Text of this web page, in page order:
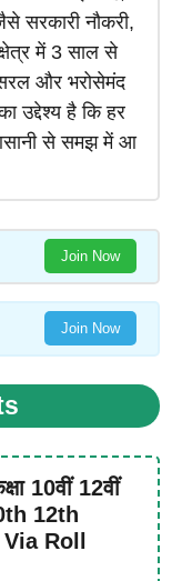
सरकारी नौकरी,
में 3 साल से
और भरोसेमंद
उद्देश्य है कि हर
से समझ में आ
Join Now
Join Now
10वीं 12वीं
12th
Roll